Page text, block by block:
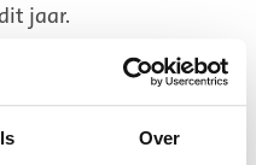
Over
jaar.
u meer
per erfpacht een